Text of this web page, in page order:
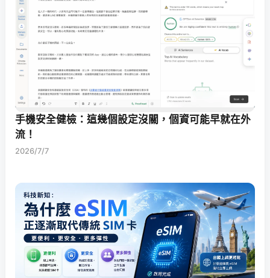
手機安全健檢：這幾個設定沒關，個資可能早就在外
流！
2026/7/7